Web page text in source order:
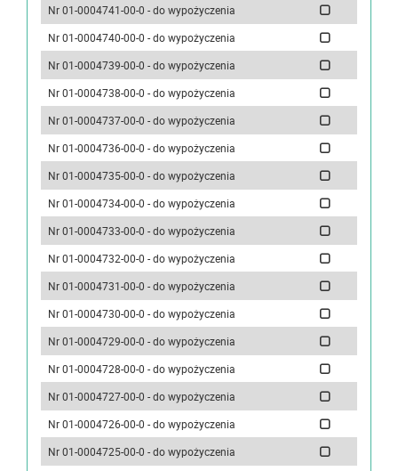
Nr 01-0004741-00-0 - do wypożyczenia
Nr 01-0004740-00-0 - do wypożyczenia
Nr 01-0004739-00-0 - do wypożyczenia
Nr 01-0004738-00-0 - do wypożyczenia
Nr 01-0004737-00-0 - do wypożyczenia
Nr 01-0004736-00-0 - do wypożyczenia
Nr 01-0004735-00-0 - do wypożyczenia
Nr 01-0004734-00-0 - do wypożyczenia
Nr 01-0004733-00-0 - do wypożyczenia
Nr 01-0004732-00-0 - do wypożyczenia
Nr 01-0004731-00-0 - do wypożyczenia
Nr 01-0004730-00-0 - do wypożyczenia
Nr 01-0004729-00-0 - do wypożyczenia
Nr 01-0004728-00-0 - do wypożyczenia
Nr 01-0004727-00-0 - do wypożyczenia
Nr 01-0004726-00-0 - do wypożyczenia
Nr 01-0004725-00-0 - do wypożyczenia